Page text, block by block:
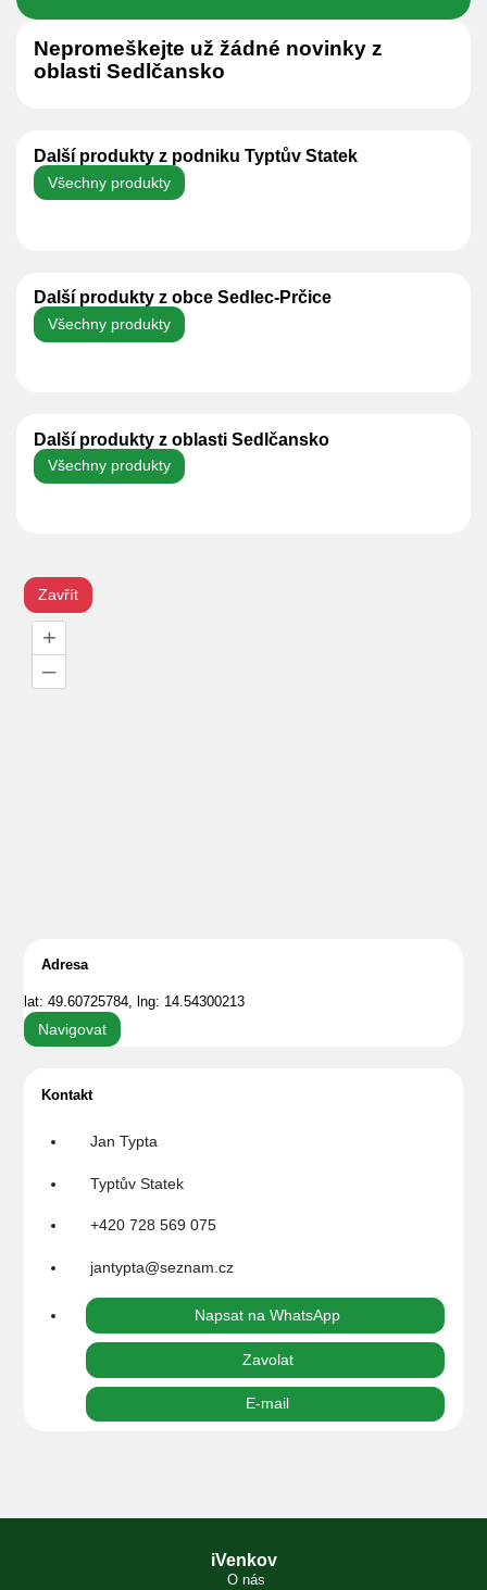
Nepromeškejte už žádné novinky z
oblasti Sedlčansko
Další produkty z podniku Typtův Statek
Všechny produkty
Další produkty z obce Sedlec-Prčice
Všechny produkty
Další produkty z oblasti Sedlčansko
Všechny produkty
Zavřít
+
–
Adresa
lat: 49.60725784, lng: 14.54300213
Navigovat
Kontakt
Jan Typta
Typtův Statek
+420 728 569 075
jantypta@seznam.cz
Napsat na WhatsApp
Zavolat
E-mail
iVenkov
O nás